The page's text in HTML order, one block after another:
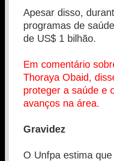
Apesar disso,
programas de
de US$ 1 bilhão.
Em comentário
Thoraya Obaid,
proteger a saúde e
avanços na área.
Gravidez
O Unfpa estima